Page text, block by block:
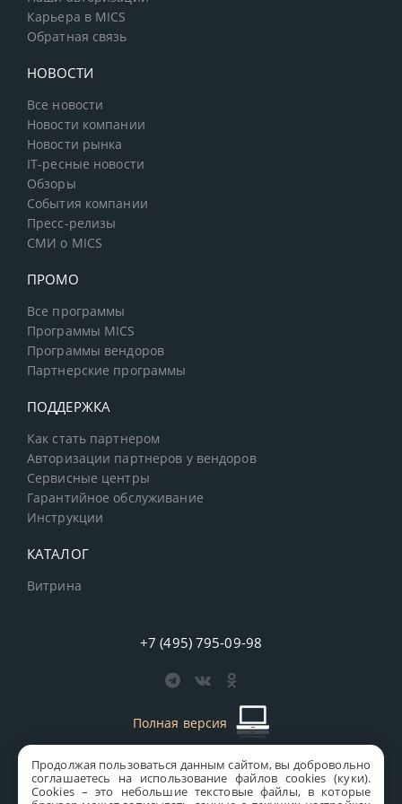
Продолжая пользоваться данным сайтом, вы добровольно
соглашаетесь на использование файлов cookies (куки).
Сookies – это небольшие текстовые файлы, в которые
Карьера в MICS
Обратная связь
НОВОСТИ
Все новости
Новости компании
Новости рынка
IT-ресные новости
Обзоры
События компании
Пресс-релизы
СМИ о MICS
ПРОМО
Все программы
Программы MICS
Программы вендоров
Партнерские программы
ПОДДЕРЖКА
Как стать партнером
Авторизации партнеров у вендоров
Сервисные центры
Гарантийное обслуживание
Инструкции
КАТАЛОГ
Витрина
+7 (495) 795-09-98
Полная версия
старая версия сайтаMICS